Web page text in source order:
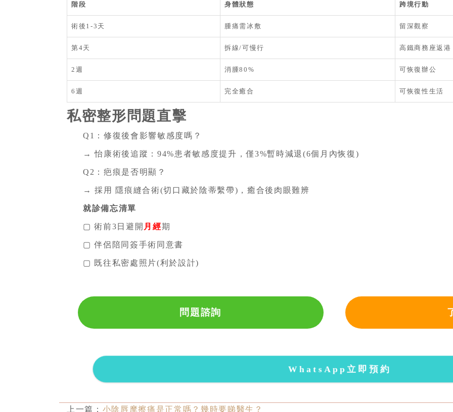
階段 身體狀態 跨境行動
術後1-3天 腫痛需冰敷 留深觀察
第4天 拆線/可慢行 高鐵商務座返港
2週 消腫80% 可恢復辦公
6週 完全癒合 可恢復性生活
私密整形問題直擊
Q1：修復後會影響敏感度嗎？
→ 怡康術後追蹤：94%患者敏感度提升，僅3%暫時減退(6個月內恢復)
Q2：疤痕是否明顯？
→ 採用 隱痕縫合術(切口藏於陰蒂繫帶)，癒合後肉眼難辨
就診備忘清單
▢ 術前3日避開 月經期
▢ 伴侶陪同簽手術同意書
▢ 既往私密處照片(利於設計)
問題諮詢
WhatsApp立即預約
上一篇： 小陰唇摩擦痛是正常嗎？幾時要睇醫生？